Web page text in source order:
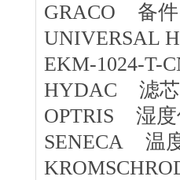
GRACO 备
UNIVERSAL
EKM-1024-T-
HYDAC 滤
OPTRIS 湿度
SENECA 温